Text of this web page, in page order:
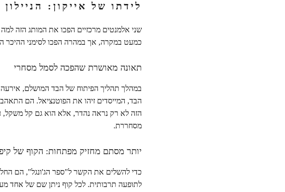
לידתו של אייקון:
שני אלמנטים מרכזיים הפכו את המותג הזה למה
כמעט במקרה, אך במהרה הפכו לסימני ההיכר
תאונה מאושרת שהפכה לסמל מסחרי
במהלך תהליך הפיתוח של הבד המושלם, אירעה
הבד, המייסדים זיהו את הפוטנציאל. הם
הזה לא רק נראה נהדר, אלא הוא גם קל משקל,
מסחררת.
יותר מסתם מחזיק מפתחות: הקוף של
כדי להשלים את הקשר ל"ספר הג'ונגל", הם
לתופעה תרבותית. לכל קוף ניתן שם של אחד